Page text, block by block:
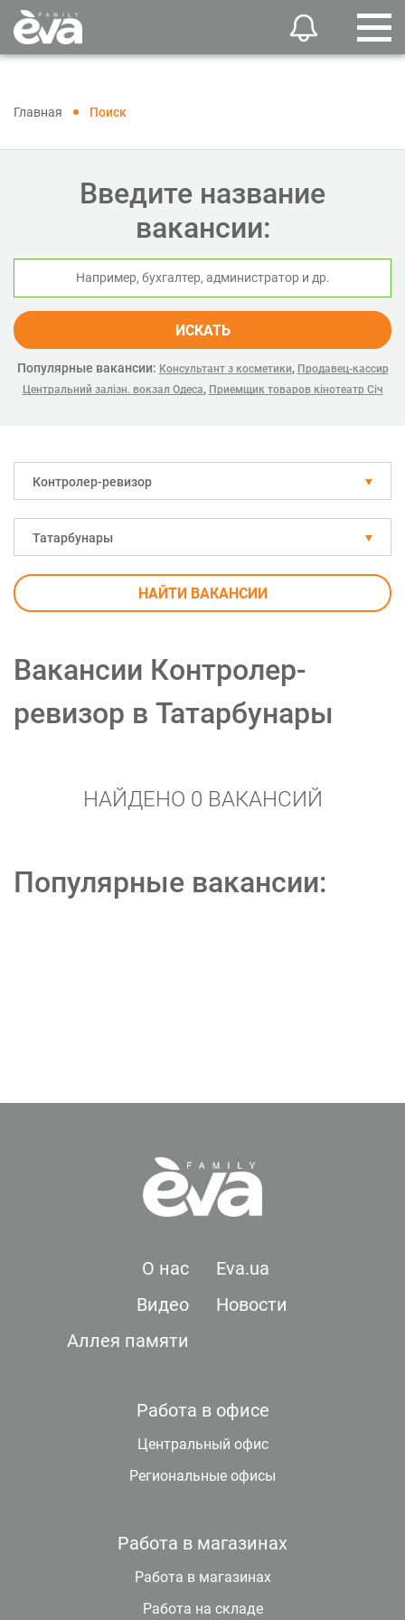
Главная Поиск
Введите название
вакансии:
ИСКАТЬ
Популярные вакансии: Консультант з косметики, Продавец-кассир
Центральний залізн. вокзал Одеса, Приемщик товаров кінотеатр Січ
Контролер-ревизор
Татарбунары
НАЙТИ ВАКАНСИИ
Вакансии Контролер-
ревизор в Татарбунары
НАЙДЕНО 0 ВАКАНСИЙ
Популярные вакансии:
О нас
Eva.ua
Видео
Новости
Аллея памяти
Работа в офисе
Центральный офис
Региональные офисы
Работа в магазинах
Работа в магазинах
Работа на складе